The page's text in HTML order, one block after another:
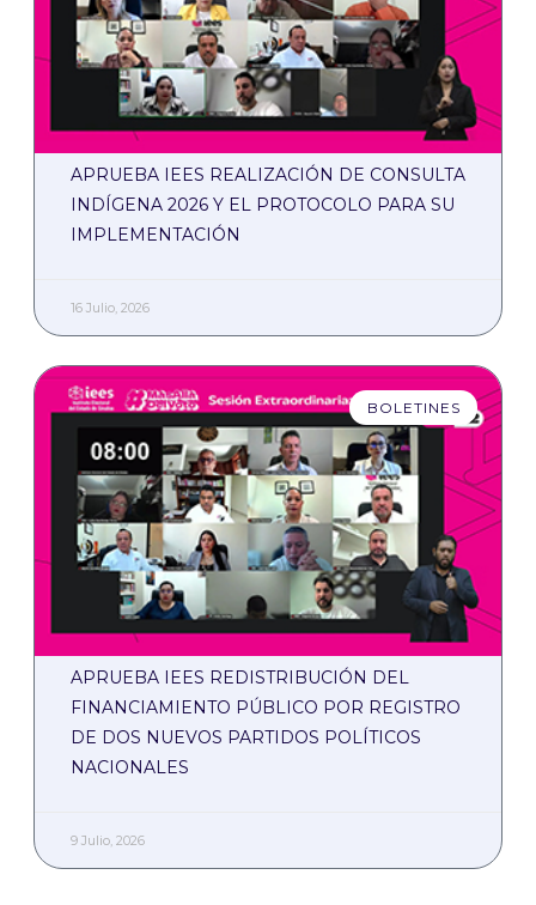
APRUEBA IEES REALIZACIÓN DE CONSULTA
INDÍGENA 2026 Y EL PROTOCOLO PARA SU
IMPLEMENTACIÓN
16 Julio, 2026
BOLETINES
APRUEBA IEES REDISTRIBUCIÓN DEL
FINANCIAMIENTO PÚBLICO POR REGISTRO
DE DOS NUEVOS PARTIDOS POLÍTICOS
NACIONALES
9 Julio, 2026